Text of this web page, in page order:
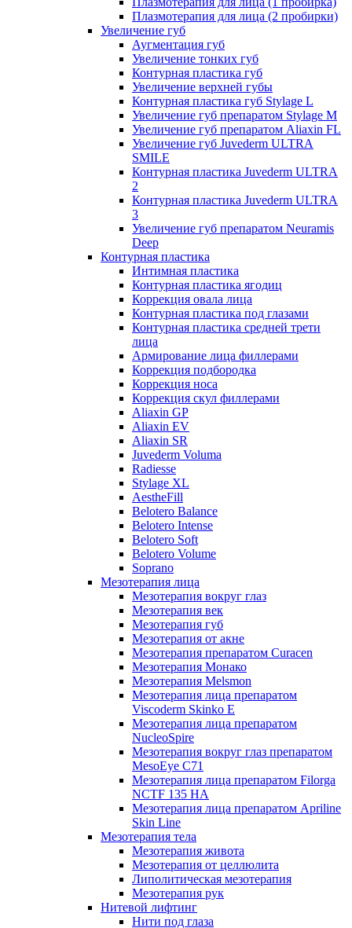
Плазмотерапия для лица (2 пробирки)
Увеличение губ
Аугментация губ
Увеличение тонких губ
Контурная пластика губ
Увеличение верхней губы
Контурная пластика губ Stylage L
Увеличение губ препаратом Stylage M
Увеличение губ препаратом Aliaxin FL
Увеличение губ Juvederm ULTRA
SMILE
Контурная пластика Juvederm ULTRA
2
Контурная пластика Juvederm ULTRA
3
Увеличение губ препаратом Neuramis
Deep
Контурная пластика
Интимная пластика
Контурная пластика ягодиц
Коррекция овала лица
Контурная пластика под глазами
Контурная пластика средней трети
лица
Армирование лица филлерами
Коррекция подбородка
Коррекция носа
Коррекция скул филлерами
Aliaxin GP
Aliaxin EV
Aliaxin SR
Juvederm Voluma
Radiesse
Stylage XL
AestheFill
Belotero Balance
Belotero Intense
Belotero Soft
Belotero Volume
Soprano
Мезотерапия лица
Мезотерапия вокруг глаз
Мезотерапия век
Мезотерапия губ
Мезотерапия от акне
Мезотерапия препаратом Curacen
Мезотерапия Монако
Мезотерапия Melsmon
Мезотерапия лица препаратом
Viscoderm Skinko E
Мезотерапия лица препаратом
NucleoSpire
Мезотерапия вокруг глаз препаратом
MesoEye С71
Мезотерапия лица препаратом Filorga
NCTF 135 HA
Мезотерапия лица препаратом Apriline
Skin Line
Мезотерапия тела
Мезотерапия живота
Мезотерапия от целлюлита
Липолитическая мезотерапия
Мезотерапия рук
Нитевой лифтинг
Нити под глаза